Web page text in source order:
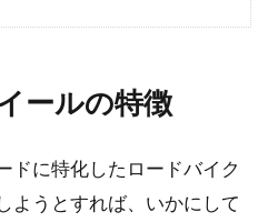
ールの特徴
ドに特化したロードバイク
ようとすれば、いかにして